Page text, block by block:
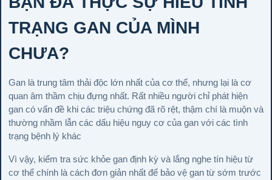
TRẠNG GAN CỦA MÌNH
CHƯA?
Gan là trung tâm thải độc lớn nhất của cơ thể, nhưng lại là cơ
quan âm thầm chịu đựng nhất. Rất nhiều người chỉ phát hiện
gan có vấn đề khi các triệu chứng đã rõ rệt, thậm chí là muộn và
thường nhầm lẫn các dấu hiệu nguy cơ của gan với các tình
trạng bệnh lý khác
Vì vậy, kiểm tra sức khỏe gan định kỳ và lắng nghe tín hiệu từ
cơ thể chính là cách đơn giản nhất để bảo vệ gan từ sớm trước